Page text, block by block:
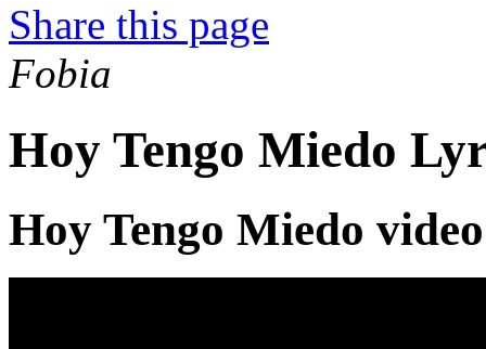
Share this page
Fobia
Hoy Tengo Miedo
Hoy Tengo Miedo video